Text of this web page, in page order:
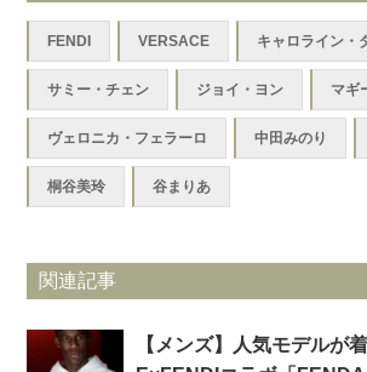
FENDI VERSACE キャロライン・
サミー・チェン ジョイ・ヨン マギ
ヴェロニカ・フェラーロ 中田みのり
桐谷美玲 谷まりあ
関連記事
【メンズ】人気モデルが